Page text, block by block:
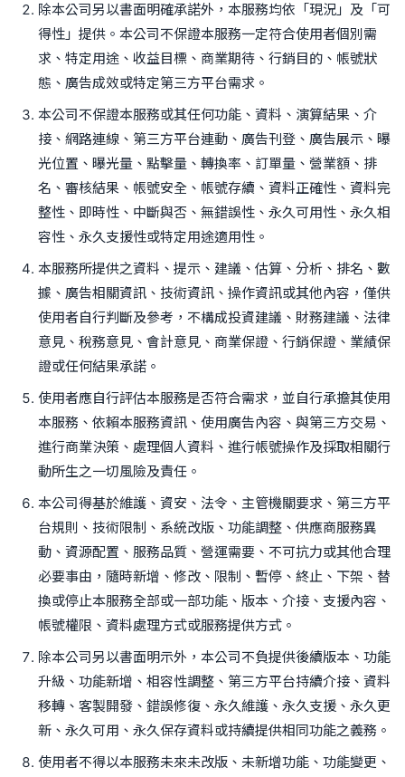
除本公司另以書面明確承諾外，本服務均依「現況」及「可
得性」提供。本公司不保證本服務一定符合使用者個別需
求、特定用途、收益目標、商業期待、行銷目的、帳號狀
態、廣告成效或特定第三方平台需求。
本公司不保證本服務或其任何功能、資料、演算結果、介
接、網路連線、第三方平台連動、廣告刊登、廣告展示、曝
光位置、曝光量、點擊量、轉換率、訂單量、營業額、排
名、審核結果、帳號安全、帳號存續、資料正確性、資料完
整性、即時性、中斷與否、無錯誤性、永久可用性、永久相
容性、永久支援性或特定用途適用性。
本服務所提供之資料、提示、建議、估算、分析、排名、數
據、廣告相關資訊、技術資訊、操作資訊或其他內容，僅供
使用者自行判斷及參考，不構成投資建議、財務建議、法律
意見、稅務意見、會計意見、商業保證、行銷保證、業績保
證或任何結果承諾。
使用者應自行評估本服務是否符合需求，並自行承擔其使用
本服務、依賴本服務資訊、使用廣告內容、與第三方交易、
進行商業決策、處理個人資料、進行帳號操作及採取相關行
動所生之一切風險及責任。
本公司得基於維護、資安、法令、主管機關要求、第三方平
台規則、技術限制、系統改版、功能調整、供應商服務異
動、資源配置、服務品質、營運需要、不可抗力或其他合理
必要事由，隨時新增、修改、限制、暫停、終止、下架、替
換或停止本服務全部或一部功能、版本、介接、支援內容、
帳號權限、資料處理方式或服務提供方式。
除本公司另以書面明示外，本公司不負提供後續版本、功能
升級、功能新增、相容性調整、第三方平台持續介接、資料
移轉、客製開發、錯誤修復、永久維護、永久支援、永久更
新、永久可用、永久保存資料或持續提供相同功能之義務。
使用者不得以本服務未來未改版、未新增功能、功能變更、